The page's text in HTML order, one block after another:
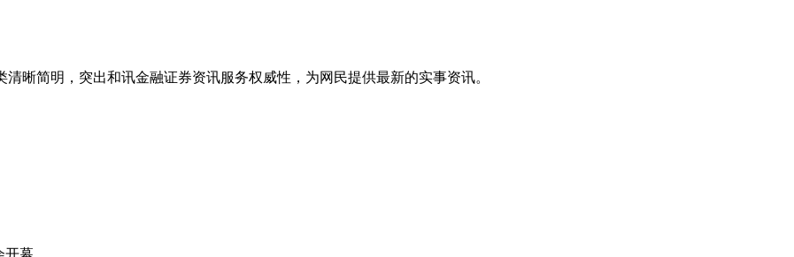
晰简明，突出和讯金融证券资讯服务权威性，为网民提供最新的实事资讯。
开幕